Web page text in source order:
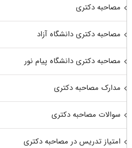
مصاحبه دکتری
مصاحبه دکتری دانشگاه آزاد
مصاحبه دکتری دانشگاه پیام نور
مدارک مصاحبه دکتری
سوالات مصاحبه دکتری
امتیاز تدریس در مصاحبه دکتری